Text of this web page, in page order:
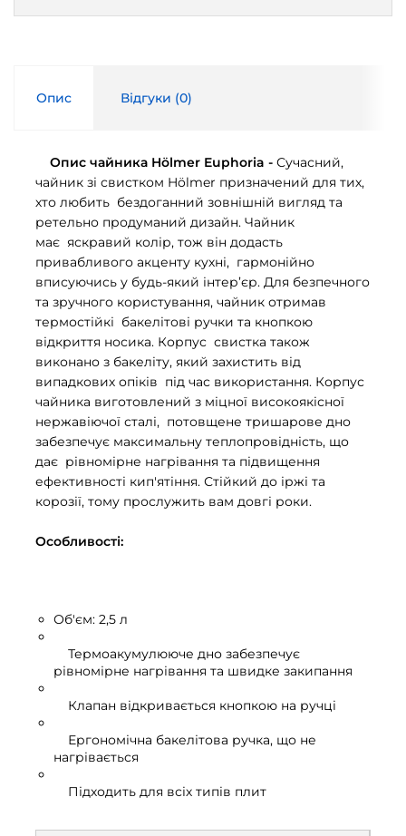
Опис Відгуки (0)
Опис чайника Hölmer Euphoria - Сучасний,
чайник зі свистком Hölmer призначений для тих,
хто любить бездоганний зовнішній вигляд та
ретельно продуманий дизайн. Чайник
має яскравий колір, тож він додасть
привабливого акценту кухні, гармонійно
вписуючись у будь-який інтер’єр. Для безпечного
та зручного користування, чайник отримав
термостійкі бакелітові ручки та кнопкою
відкриття носика. Корпус свистка також
виконано з бакеліту, який захистить від
випадкових опіків під час використання. Корпус
чайника виготовлений з міцної високоякісної
нержавіючої сталі, потовщене тришарове дно
забезпечує максимальну теплопровідність, що
дає рівномірне нагрівання та підвищення
ефективності кип'ятіння. Стійкий до іржі та
корозії, тому прослужить вам довгі роки.
Особливості:
Об'єм: 2,5 л
Термоакумулююче дно забезпечує
рівномірне нагрівання та швидке закипання
Клапан відкривається кнопкою на ручці
Ергономічна бакелітова ручка, що не
нагрівається
Підходить для всіх типів плит